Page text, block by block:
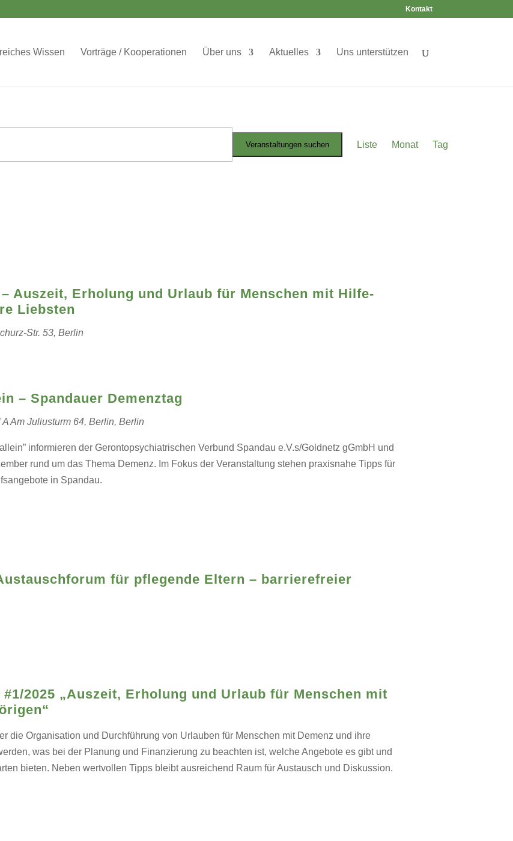
Kontakt
Wissen Vorträge / Kooperationen Über uns Aktuelles Uns unterstützen
Veranstaltungen suchen
Ansichten-
Liste Monat Tag
Auszeit, Erholung und Urlaub für Menschen mit Hilfe-
Liebsten
Str. 53, Berlin
– Spandauer Demenztag
AAm Juliusturm 64, Berlin, Berlin
informieren der Gerontopsychiatrischen Verbund Spandau e.V.s/Goldnetz gGmbH und
rund um das Thema Demenz. Im Fokus der Veranstaltung stehen praxisnahe Tipps für
in Spandau.
für pflegende Eltern – barrierefreier
2025 „Auszeit, Erholung und Urlaub für Menschen mit
die Organisation und Durchführung von Urlauben für Menschen mit Demenz und ihre
was bei der Planung und Finanzierung zu beachten ist, welche Angebote es gibt und
bieten. Neben wertvollen Tipps bleibt ausreichend Raum für Austausch und Diskussion.